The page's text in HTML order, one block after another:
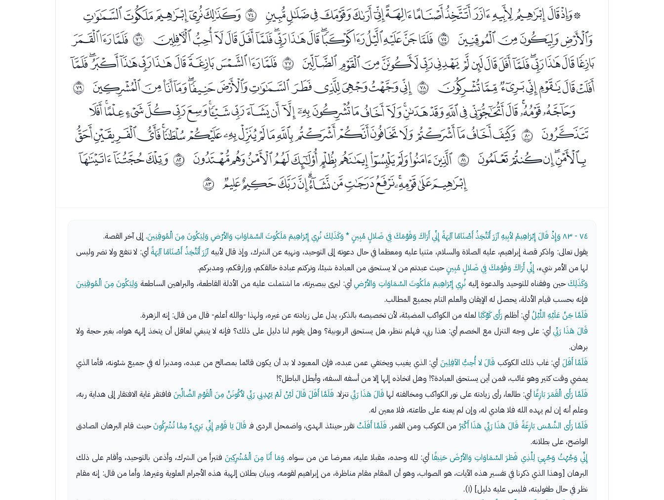
ﭑﭒﭓﭔﭕﭖﭗﭘﭙﭚﭛﭜﭝﭞﭟ ﱉﭡﭢﭣﭤﭥ
ﭦﭧﭨﭩ ﱊ ﭫﭬﭭﭮﭯﭰﭱﭲﭳﭴﭵﭶﭷﭸﭹﭺﭻ ﱋﭽﭾﭿ
ﮀﮁﮂﮃﮄﮅﮆﮇﮈﮉﮊﮋﮌﮍﮎﮏ ﱌ ﮑﮒﮓﮔﮕﮖﮗﮘﮙﮚﮛ
ﮜﮝﮞﮟﮠﮡﮢ ﱍﮤﮥﮦﮧﮨﮩﮪﮫﮬﮭﮮﮯﮰ ﱎ
ﯓﯔﯕﯖﯗﯘﯙﯚﯛﯜﯝﯞﯟﯠﯡﯢﯣﯤﯥﯦﯧﯨﯩﯪﯫﯬﯭﯮ
ﯯ ﱏ ﯱﯲﯳﯴﯵﯶﯷﯸﯹﯺﯻﯼﯽﯾﯿﰀﰁﰂﰃ
ﰄﰅﰆﰇﰈ ﱐ ﭑﭒﭓﭔﭕﭖﭗﭘﭙﭚﭛ ﱑ ﭝﭞﭟ
ﭠﭡﭢﭣﭤﭥﭦﭧﭨﭩﭪﭫﭬ ﱒ
٧٤ - ٨٣ وَإِذْ قَالَ إِبْرَاهِيمُ لأبِيهِ آزَرَ أَتَتَّخِذُ أَصْنَامًا آلِهَةً إِنِّي أَرَاكَ وَقَوْمَكَ فِي ضَلالٍ مُبِينٍ * وَكَذَلِكَ نُرِي إِبْرَاهِيمَ مَلَكُوتَ السَّمَاوَاتِ وَالأرْضِ وَلِيَكُونَ مِنَ الْمُوقِنِينَ. إلى آخر القصة.
يقول تعالى: واذكر قصة إبراهيم، عليه الصلاة والسلام، مثنيا عليه ومعظما في حال دعوته إلى التوحيد، ونهيه عن الشرك، وإذ قال لأبيهآزَرَ أَتَتَّخِذُ أَصْنَامًا آلِهَةً أي: لا تنفع ولا تضر وليس
لها من الأمر شيء، إِنِّي أَرَاكَ وَقَوْمَكَ فِي ضَلالٍ مُبِينٍحيث عبدتم من لا يستحق من العبادة شيئا، وتركتم عبادة خالقكم، ورازقكم، ومدبركم.
وَكَذَلِكَحين وفقناه للتوحيد والدعوة إليه نُرِي إِبْرَاهِيمَ مَلَكُوتَ السَّمَاوَاتِ وَالأرْضِأي: ليرى ببصيرته، ما اشتملت عليه من الأدلة القاطعة، والبراهين الساطعة وَلِيَكُونَ مِنَ الْمُوقِنِينَ
فإنه بحسب قيام الأدلة، يحصل له الإيقان والعلم التام بجميع المطالب.
فَلَمَّا جَنَّ عَلَيْهِ اللَّيْلُأي: أظلم رَأَى كَوْكَبًا لعله من الكواكب المضيئة، لأن تخصيصه بالذكر، يدل على زيادته عن غيره، ولهذا -والله أعلم- قال من قال: إنه الزهرة.
قَالَ هَذَا رَبِّيأي: على وجه التنزل مع الخصم أي: هذا ربي، فهلم ننظر، هل يستحق الربوبية؟ وهل يقوم لنا دليل على ذلك؟ فإنه لا ينبغي لعاقل أن يتخذ إلهه هواه، بغير حجة ولا
برهان.
فَلَمَّا أَفَلَ أي: غاب ذلك الكوكب قَالَ لا أُحِبُّ الآفِلِينَ أي: الذي يغيب ويختفي عمن عبده، فإن المعبود لا بد أن يكون قائما بمصالح من عبده، ومدبرا له في جميع شئونه، فأما الذي
يمضي وقت كثير وهو غائب، فمن أين يستحق العبادة؟! وهل اتخاذه إلها إلا من أسفه السفه، وأبطل الباطل؟!
فَلَمَّا رَأَى الْقَمَرَ بَازِغًاأي: طالعا، رأى زيادته على نور الكواكب ومخالفته لها قَالَ هَذَا رَبِّيتنزلا. فَلَمَّا أَفَلَ قَالَ لَئِنْ لَمْ يَهْدِنِي رَبِّي لأكُونَنَّ مِنَ الْقَوْمِ الضَّالِّينَفافتقر غاية الافتقار إلى هداية ربه،
وعلم أنه إن لم يهده الله فلا هادي له، وإن لم يعنه على طاعته، فلا معين له.
فَلَمَّا رَأَى الشَّمْسَ بَازِغَةً قَالَ هَذَا رَبِّي هَذَا أَكْبَرُ من الكوكب ومن القمر. فَلَمَّا أَفَلَتْ تقرر حينئذ الهدى، واضمحل الردى فـ قَالَ يَا قَوْمِ إِنِّي بَرِيءٌ مِمَّا تُشْرِكُونَحيث قام البرهان الصادق
الواضح، على بطلانه.
إِنِّي وَجَّهْتُ وَجْهِيَ لِلَّذِي فَطَرَ السَّمَاوَاتِ وَالأرْضَ حَنِيفًاأي: لله وحده، مقبلا عليه، معرضا عن من سواه. وَمَا أَنَا مِنَ الْمُشْرِكِينَفتبرأ من الشرك، وأذعن بالتوحيد، وأقام على ذلك
البرهان [وهذا الذي ذكرنا في تفسير هذه الآيات، هو الصواب، وهو أن المقام مقام مناظرة، من إبراهيم لقومه، وبيان بطلان إلهية هذه الأجرام العلوية وغيرها. وأما من قال: إنه مقام
نظر في حال طفوليته، فليس عليه دليل] (١).